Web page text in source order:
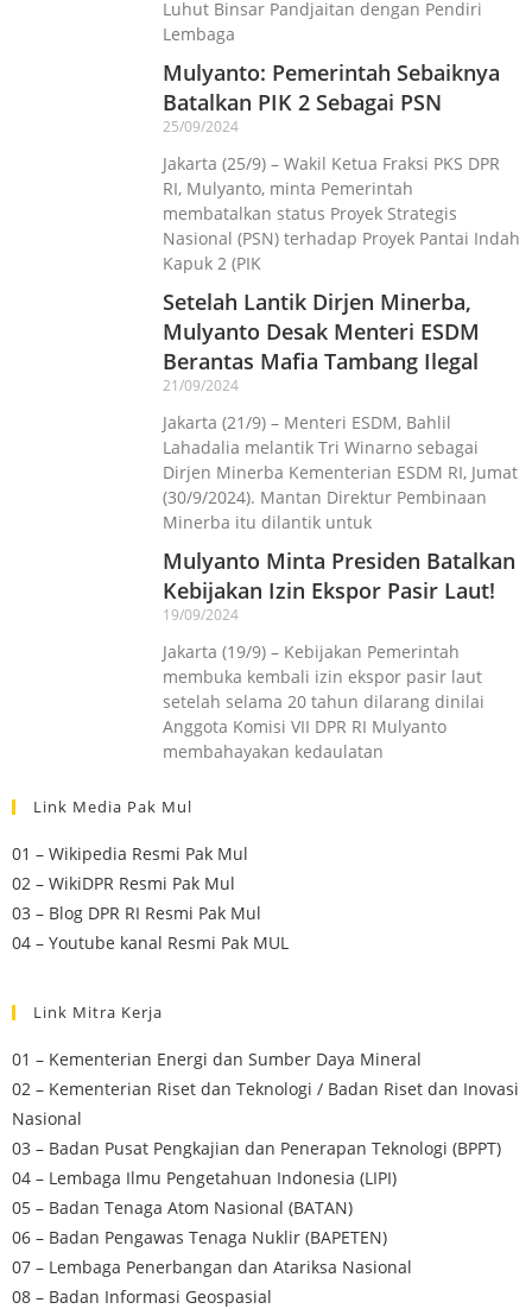
Luhut Binsar Pandjaitan dengan Pendiri
Lembaga
Mulyanto: Pemerintah Sebaiknya
Batalkan PIK 2 Sebagai PSN
25/09/2024
Jakarta (25/9) – Wakil Ketua Fraksi PKS DPR
RI, Mulyanto, minta Pemerintah
membatalkan status Proyek Strategis
Nasional (PSN) terhadap Proyek Pantai Indah
Kapuk 2 (PIK
Setelah Lantik Dirjen Minerba,
Mulyanto Desak Menteri ESDM
Berantas Mafia Tambang Ilegal
21/09/2024
Jakarta (21/9) – Menteri ESDM, Bahlil
Lahadalia melantik Tri Winarno sebagai
Dirjen Minerba Kementerian ESDM RI, Jumat
(30/9/2024). Mantan Direktur Pembinaan
Minerba itu dilantik untuk
Mulyanto Minta Presiden Batalkan
Kebijakan Izin Ekspor Pasir Laut!
19/09/2024
Jakarta (19/9) – Kebijakan Pemerintah
membuka kembali izin ekspor pasir laut
setelah selama 20 tahun dilarang dinilai
Anggota Komisi VII DPR RI Mulyanto
membahayakan kedaulatan
Link Media Pak Mul
01 – Wikipedia Resmi Pak Mul
02 – WikiDPR Resmi Pak Mul
03 – Blog DPR RI Resmi Pak Mul
04 – Youtube kanal Resmi Pak MUL
Link Mitra Kerja
01 – Kementerian Energi dan Sumber Daya Mineral
02 – Kementerian Riset dan Teknologi / Badan Riset dan Inovasi
Nasional
03 – Badan Pusat Pengkajian dan Penerapan Teknologi (BPPT)
04 – Lembaga Ilmu Pengetahuan Indonesia (LIPI)
05 – Badan Tenaga Atom Nasional (BATAN)
06 – Badan Pengawas Tenaga Nuklir (BAPETEN)
07 – Lembaga Penerbangan dan Atariksa Nasional
08 – Badan Informasi Geospasial